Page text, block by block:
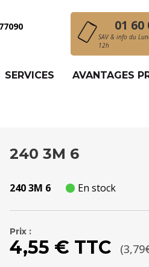
01 60
SAV & info du
12h
SERVICES AVANTAGES
240 3M 6
240 3M 6 En stock
Prix :
4,55 € TTC